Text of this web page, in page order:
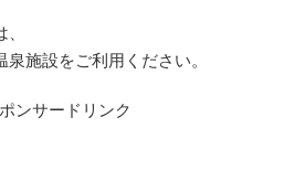
施設をご利用ください。
ンサードリンク